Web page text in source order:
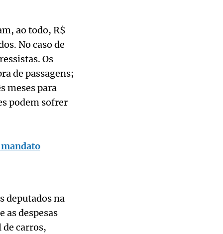
ao todo, R$
No caso de
Os
de passagens;
meses para
podem sofrer
deputados na
despesas
de carros,